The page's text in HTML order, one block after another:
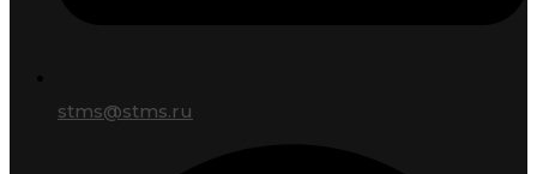
stms@stms.ru